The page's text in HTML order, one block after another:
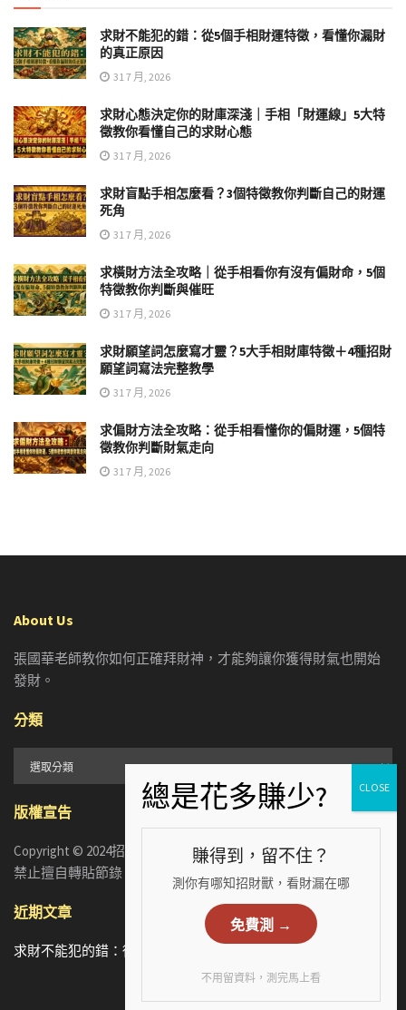
求財不能犯的錯：從5個手相財運特徵，看懂你漏財
的真正原因
31 7 月, 2026
求財心態決定你的財庫深淺｜手相「財運線」5大特
徵教你看懂自己的求財心態
31 7 月, 2026
求財盲點手相怎麼看？3個特徵教你判斷自己的財運
死角
31 7 月, 2026
求橫財方法全攻略｜從手相看你有沒有偏財命，5個
特徵教你判斷與催旺
31 7 月, 2026
求財願望詞怎麼寫才靈？5大手相財庫特徵＋4種招財
願望詞寫法完整教學
31 7 月, 2026
求偏財方法全攻略：從手相看懂你的偏財運，5個特
徵教你判斷財氣走向
31 7 月, 2026
About Us
張國華老師教你如何正確拜財神，才能夠讓你獲得財氣也開始
發財。
分類
版權宣告
Copyright © 2024招財張國華. ALL RIGHTS RESERVED. 版權所有，
禁止擅自轉貼節錄
近期文章
求財不能犯的錯：從5個手相財運特徵，看懂你漏財的真正原因
賺得到，留不住？
測你有哪知招財獸，看財漏在哪
免費測 →
不用留資料，測完馬上看